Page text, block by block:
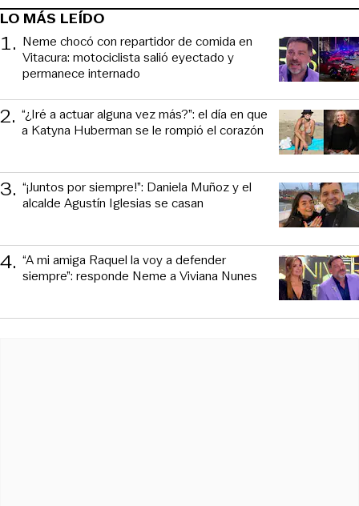
LO MÁS LEÍDO
1. Neme chocó con repartidor de comida en
Vitacura: motociclista salió eyectado y
permanece internado
2. “¿Iré a actuar alguna vez más?”: el día en que
a Katyna Huberman se le rompió el corazón
3. “¡Juntos por siempre!”: Daniela Muñoz y el
alcalde Agustín Iglesias se casan
4. “A mi amiga Raquel la voy a defender
siempre”: responde Neme a Viviana Nunes